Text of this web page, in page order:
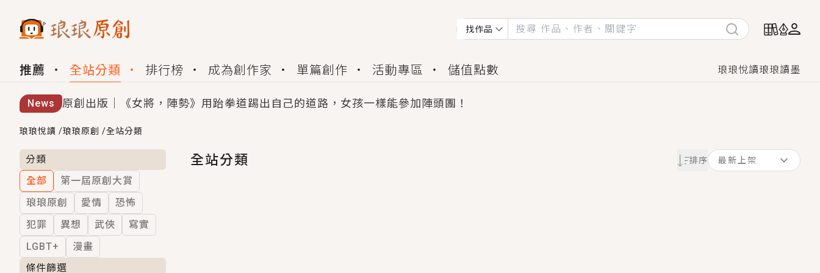
找作品
推薦 全站分類 排行榜 成為創作家 單篇創作 活動專區 儲值點數 琅琅悅讀琅琅讀墨
News 原創出版｜《女將，陣勢》用跆拳道踢出自己的道路，女孩一樣能參加陣頭團！
創,作家招募｜華文小說創作首選！有機會獲得豐富廣宣資源、專屬服務與獨享福利！
小編心動書單｜《離婚你提的，二婚嫁大佬，你哭什麼？》追妻火葬場！前夫失憶移情別戀，她頭也不回找新歡，他居然還後悔了？
GL｜《夏日與檸檬與重疊世界》炎熱的夏日、檸檬的香氣、互相愛慕的兩位少女，今夏最推純愛GL漫畫！
BL｜《費洛蒙中毒》救命！特殊費洛蒙體質世界觀，無法抗拒的吸引力，已中毒Σ>―(〃°ω°〃)♡→
OMG你嚇到我了｜《陰陽鬼店》上班族買了房子模型，但現實中買下的竟是屬於他的停屍櫃？！
言情｜《國語推行員》每個人心中都有一個連自己也無法改變的永恆， 他的一生將不由自主追逐著她……
琅琅悅讀 /琅琅原創 /全站分類
分類
全部
第一屆原創大賞
琅琅原創
愛情
恐怖
犯罪
異想 武俠
寫實
LGBT+
漫畫
條件篩選
全站分類 排序 最新上架